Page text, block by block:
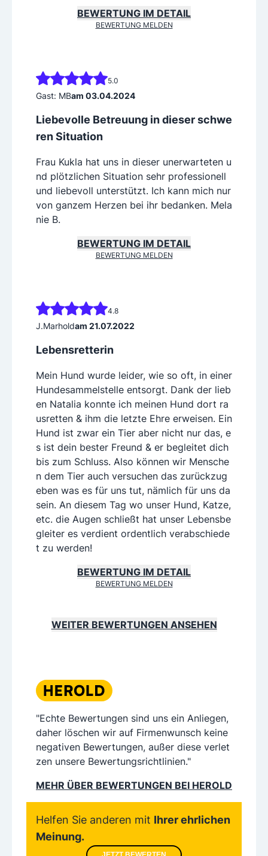
BEWERTUNG IM DETAIL
BEWERTUNG MELDEN
5.0
Gast: MBam 03.04.2024
Liebevolle Betreuung in dieser schwe
ren Situation
Frau Kukla hat uns in dieser unerwarteten u
nd plötzlichen Situation sehr professionell
und liebevoll unterstützt. Ich kann mich nur
von ganzem Herzen bei ihr bedanken. Mela
nie B.
BEWERTUNG IM DETAIL
BEWERTUNG MELDEN
4.8
J.Marholdam 21.07.2022
Lebensretterin
Mein Hund wurde leider, wie so oft, in einer
Hundesammelstelle entsorgt. Dank der lieb
en Natalia konnte ich meinen Hund dort ra
usretten & ihm die letzte Ehre erweisen. Ein
Hund ist zwar ein Tier aber nicht nur das, e
s ist dein bester Freund & er begleitet dich
bis zum Schluss. Also können wir Mensche
n dem Tier auch versuchen das zurückzug
eben was es für uns tut, nämlich für uns da
sein. An diesem Tag wo unser Hund, Katze,
etc. die Augen schließt hat unser Lebensbe
gleiter es verdient ordentlich verabschiede
t zu werden!
BEWERTUNG IM DETAIL
BEWERTUNG MELDEN
WEITER BEWERTUNGEN ANSEHEN
"Echte Bewertungen sind uns ein Anliegen,
daher löschen wir auf Firmenwunsch keine
negativen Bewertungen, außer diese verlet
zen unsere Bewertungsrichtlinien."
MEHR ÜBER BEWERTUNGEN BEI HEROLD
Helfen Sie anderen mit Ihrer ehrlichen
Meinung.